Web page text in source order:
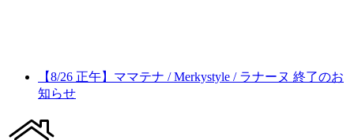
【8/26 正午】ママテナ / Merkystyle / ラナーヌ 終了のお
知らせ